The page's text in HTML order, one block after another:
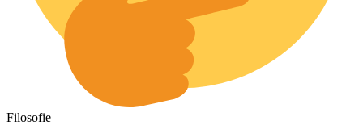
Filosofie